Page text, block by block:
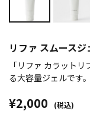
リファ スムースジ
「リファ カラット
る大容量ジェルです。
¥2,000 (税込)